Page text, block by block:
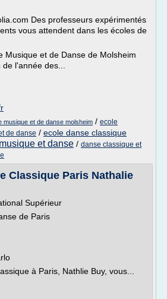
Des professeurs expérimentés
vous attendent dans les écoles de
Musique et de Danse de Molsheim
l'année des...
musique et de danse molsheim / ecole
de danse / ecole danse classique
et danse / danse classique et
Classique Paris Nathalie
Supérieur
de Paris
à Paris, Nathlie Buy, vous...